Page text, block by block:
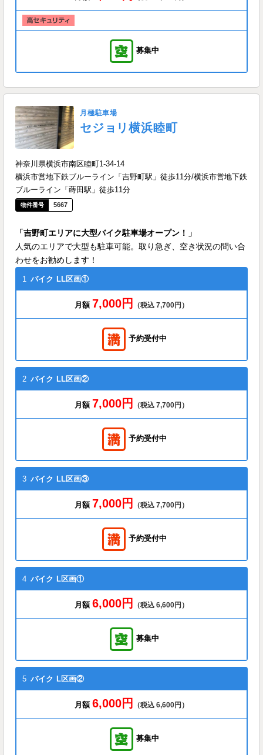
募集中
月極駐車場
セジョリ横浜睦町
神奈川県横浜市南区睦町1-34-14
横浜市営地下鉄ブルーライン「吉野町駅」徒歩11分/横浜市営地下鉄
ブルーライン「蒔田駅」徒歩11分
5667
「吉野町エリアに大型バイク駐車場オープン！」
人気のエリアで大型も駐車可能。取り急ぎ、空き状況の問い合
わせをお勧めします！
1 バイク LL区画①
月額 7,000円 （税込 7,700円）
予約受付中
2 バイク LL区画②
月額 7,000円 （税込 7,700円）
予約受付中
3 バイク LL区画③
月額 7,000円 （税込 7,700円）
予約受付中
4 バイク L区画①
月額 6,000円 （税込 6,600円）
募集中
5 バイク L区画②
月額 6,000円 （税込 6,600円）
募集中